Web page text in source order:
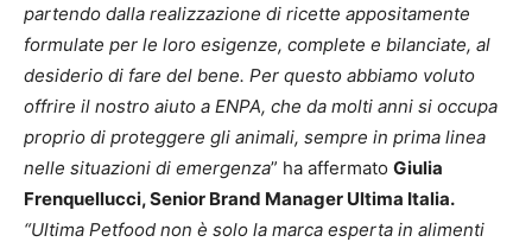
partendo dalla realizzazione di ricette appositamente
formulate per le loro esigenze, complete e bilanciate, al
desiderio di fare del bene. Per questo abbiamo voluto
offrire il nostro aiuto a ENPA, che da molti anni si occupa
proprio di proteggere gli animali, sempre in prima linea
nelle situazioni di emergenza” ha affermato Giulia
Frenquellucci, Senior Brand Manager Ultima Italia.
“Ultima Petfood non è solo la marca esperta in alimenti